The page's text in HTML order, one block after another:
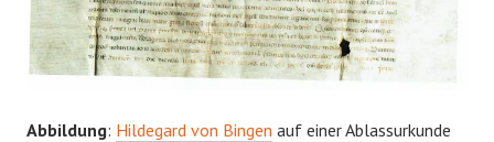
Abbildung: Hildegard von Bingen auf einer Ablassurkunde